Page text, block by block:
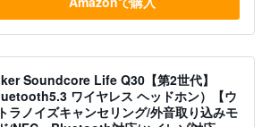
Soundcore Life Q30【第2世代】
ワイヤレス ヘッドホン）【ウ
ラノイズキャンセリング/外音取り込みモ